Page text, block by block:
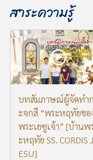
สาระความรู้
บทสัมภาษณ์ผู้จัดทำ
ะจกสี “พระหฤทัยขอ
พระเยซูเจ้า” [บ้านพ
ะหฤทัย SS. CORDIS J
ESU]